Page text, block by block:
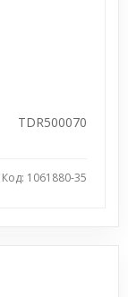
TDR500070
Код: 1061880-35